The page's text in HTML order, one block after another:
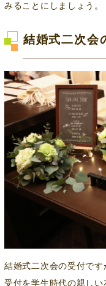
みることにしましょう。
結婚式二次会
結婚式二次会の受付で
受付を学生時代の親し